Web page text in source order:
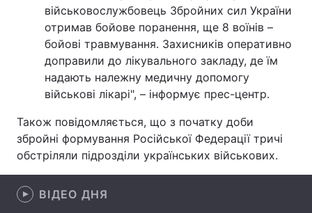
Здоров'я Туризм
Цікавинки Погода
Екологія
Лонгріди
Відео з Youtube Статті
Інтерв'ю Думки
Архів
військовослужбовець Збройних сил України
отримав бойове поранення, ще 8 воїнів –
бойові травмування. Захисників оперативно
доправили до лікувального закладу, де їм
надають належну медичну допомогу
військові лікарі", – інформує прес-центр.
Також повідомляється, що з початку доби
збройні формування Російської Федерації тричі
обстріляли підрозділи українських військових.
ВІДЕО ДНЯ